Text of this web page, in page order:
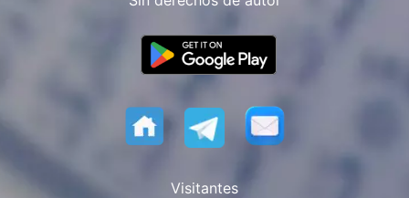
Visitantes